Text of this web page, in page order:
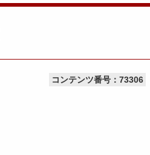
コンテンツ番号：73306